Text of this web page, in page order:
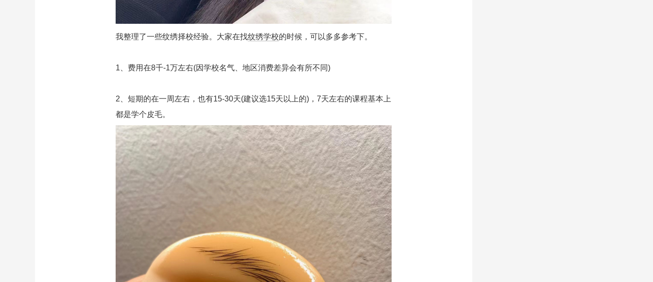
我整理了一些纹绣择校经验。大家在找纹绣学校的时候，可以多多参考下。
1、费用在8千-1万左右(因学校名气、地区消费差异会有所不同)
2、短期的在一周左右，也有15-30天(建议选15天以上的)，7天左右的课程基本上
都是学个皮毛。